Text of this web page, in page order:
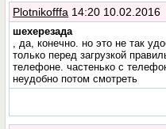
Plotnikofffa 14:20 10.02.2016
шехерезада
, да, конечно. но это не так
только перед загрузкой
телефоне. частенько с
неудобно потом смотреть